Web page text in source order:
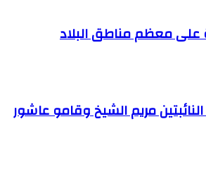
على معظم مناطق البلاد
مريم الشيخ وقامو عاشور